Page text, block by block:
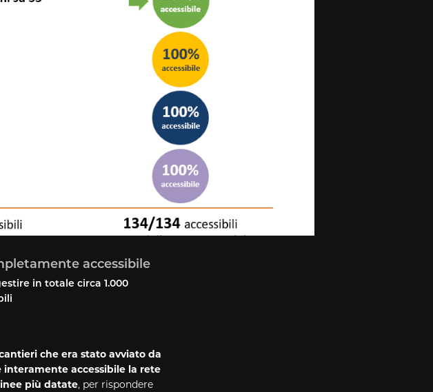
accessibile
in totale circa 1.000
che era stato avviato da
accessibile la rete
più datate, per rispondere